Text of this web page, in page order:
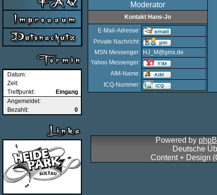
Datum:
Zeit:
Treffpunkt:
Eingang
Angemeldet:
Bezahlt:
0
Moderator
Kontakt Hans-Jo
E-Mail-Adresse:
Private Nachricht:
MSN Messenger: HJ_M@gmx.de
Yahoo Messenger:
AIM-Name:
ICQ-Nummer:
Powered by
Deutsche
Content + Design